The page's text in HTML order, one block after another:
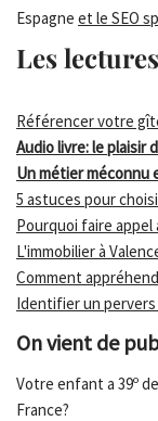
Espagne et le SEO
Les
Référencer votre
Audio livre: le plaisir
Un métier méconnu
5 astuces pour
Pourquoi faire appel
L'immobilier à
Comment
Identifier un
On vient de
Votre enfant a 39º
France?